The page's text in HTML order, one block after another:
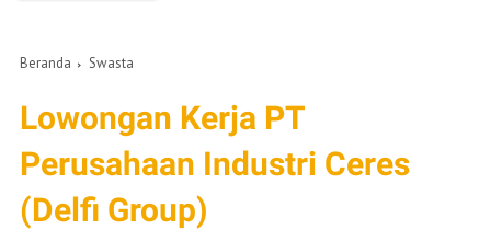
Beranda Swasta
Lowongan Kerja PT
Perusahaan Industri Ceres
(Delfi Group)